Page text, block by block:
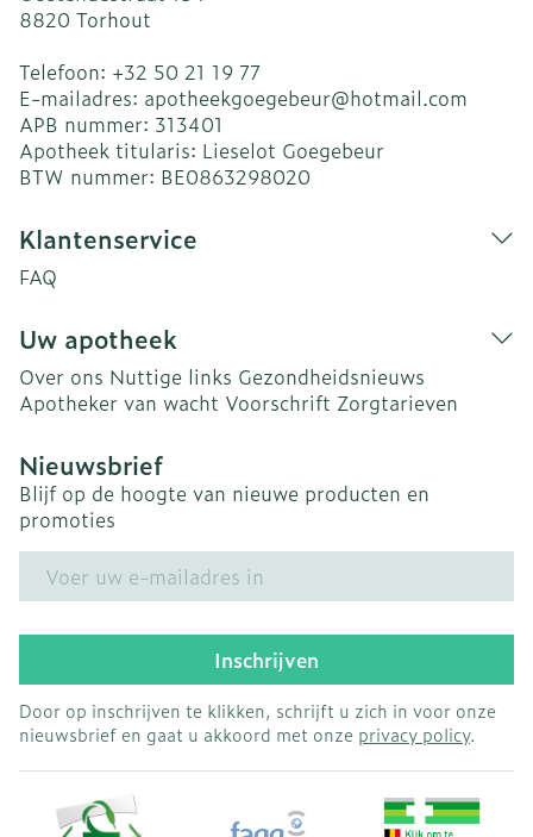
8820 Torhout
Telefoon: +32 50 21 19 77
E-mailadres: apotheekgoegebeur@hotmail.com
APB nummer: 313401
Apotheek titularis: Lieselot Goegebeur
BTW nummer: BE0863298020
Klantenservice
FAQ
Uw apotheek
Over ons Nuttige links Gezondheidsnieuws
Apotheker van wacht Voorschrift Zorgtarieven
Nieuwsbrief
Blijf op de hoogte van nieuwe producten en
promoties
Inschrijven
Door op inschrijven te klikken, schrijft u zich in voor onze
nieuwsbrief en gaat u akkoord met onze privacy policy.